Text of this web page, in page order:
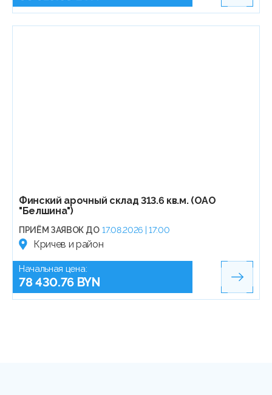
Финский арочный склад 313.6 кв.м. (ОАО
"Белшина")
ПРИЁМ ЗАЯВОК ДО 17.08.2026 | 17:00
Кричев и район
Начальная цена:
78 430.76 BYN